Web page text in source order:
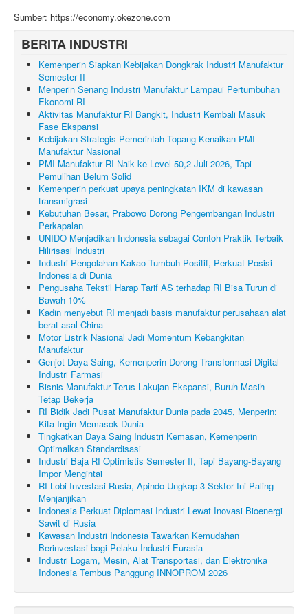
Sumber: https://economy.okezone.com
BERITA INDUSTRI
Kemenperin Siapkan Kebijakan Dongkrak Industri Manufaktur
Semester II
Menperin Senang Industri Manufaktur Lampaui Pertumbuhan
Ekonomi RI
Aktivitas Manufaktur RI Bangkit, Industri Kembali Masuk
Fase Ekspansi
Kebijakan Strategis Pemerintah Topang Kenaikan PMI
Manufaktur Nasional
PMI Manufaktur RI Naik ke Level 50,2 Juli 2026, Tapi
Pemulihan Belum Solid
Kemenperin perkuat upaya peningkatan IKM di kawasan
transmigrasi
Kebutuhan Besar, Prabowo Dorong Pengembangan Industri
Perkapalan
UNIDO Menjadikan Indonesia sebagai Contoh Praktik Terbaik
Hilirisasi Industri
Industri Pengolahan Kakao Tumbuh Positif, Perkuat Posisi
Indonesia di Dunia
Pengusaha Tekstil Harap Tarif AS terhadap RI Bisa Turun di
Bawah 10%
Kadin menyebut RI menjadi basis manufaktur perusahaan alat
berat asal China
Motor Listrik Nasional Jadi Momentum Kebangkitan
Manufaktur
Genjot Daya Saing, Kemenperin Dorong Transformasi Digital
Industri Farmasi
Bisnis Manufaktur Terus Lakujan Ekspansi, Buruh Masih
Tetap Bekerja
RI Bidik Jadi Pusat Manufaktur Dunia pada 2045, Menperin:
Kita Ingin Memasok Dunia
Tingkatkan Daya Saing Industri Kemasan, Kemenperin
Optimalkan Standardisasi
Industri Baja RI Optimistis Semester II, Tapi Bayang-Bayang
Impor Mengintai
RI Lobi Investasi Rusia, Apindo Ungkap 3 Sektor Ini Paling
Menjanjikan
Indonesia Perkuat Diplomasi Industri Lewat Inovasi Bioenergi
Sawit di Rusia
Kawasan Industri Indonesia Tawarkan Kemudahan
Berinvestasi bagi Pelaku Industri Eurasia
Industri Logam, Mesin, Alat Transportasi, dan Elektronika
Indonesia Tembus Panggung INNOPROM 2026